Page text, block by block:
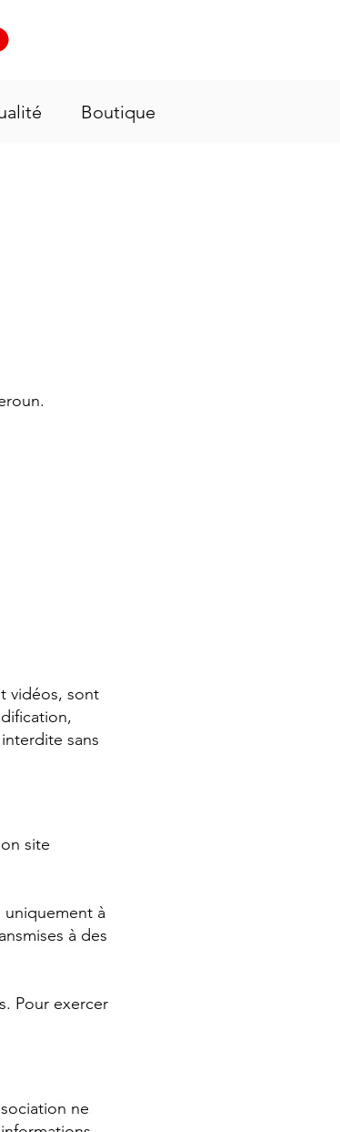
Boutique
vidéos, sont
sans
site
à
à des
Pour exercer
ne